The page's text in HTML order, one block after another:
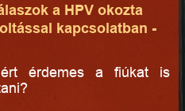
a HPV okozta
kapcsolatban -
érdemes a fiúkat is